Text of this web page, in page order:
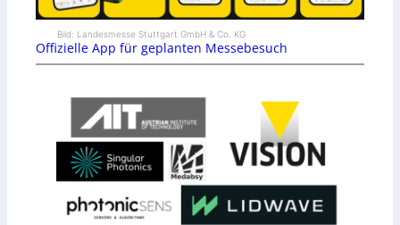
Bild: Landesmesse Stuttgart GmbH & Co. KG
Offizielle App für geplanten Messebesuch